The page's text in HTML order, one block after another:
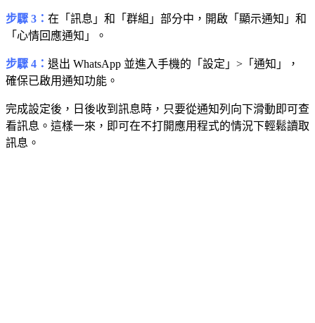
步驟 3： 在「訊息」和「群組」部分中，開啟「顯示通知」和
「心情回應通知」。
步驟 4： 退出 WhatsApp 並進入手機的「設定」>「通知」，
確保已啟用通知功能。
完成設定後，日後收到訊息時，只要從通知列向下滑動即可查
看訊息。這樣一來，即可在不打開應用程式的情況下輕鬆讀取
訊息。